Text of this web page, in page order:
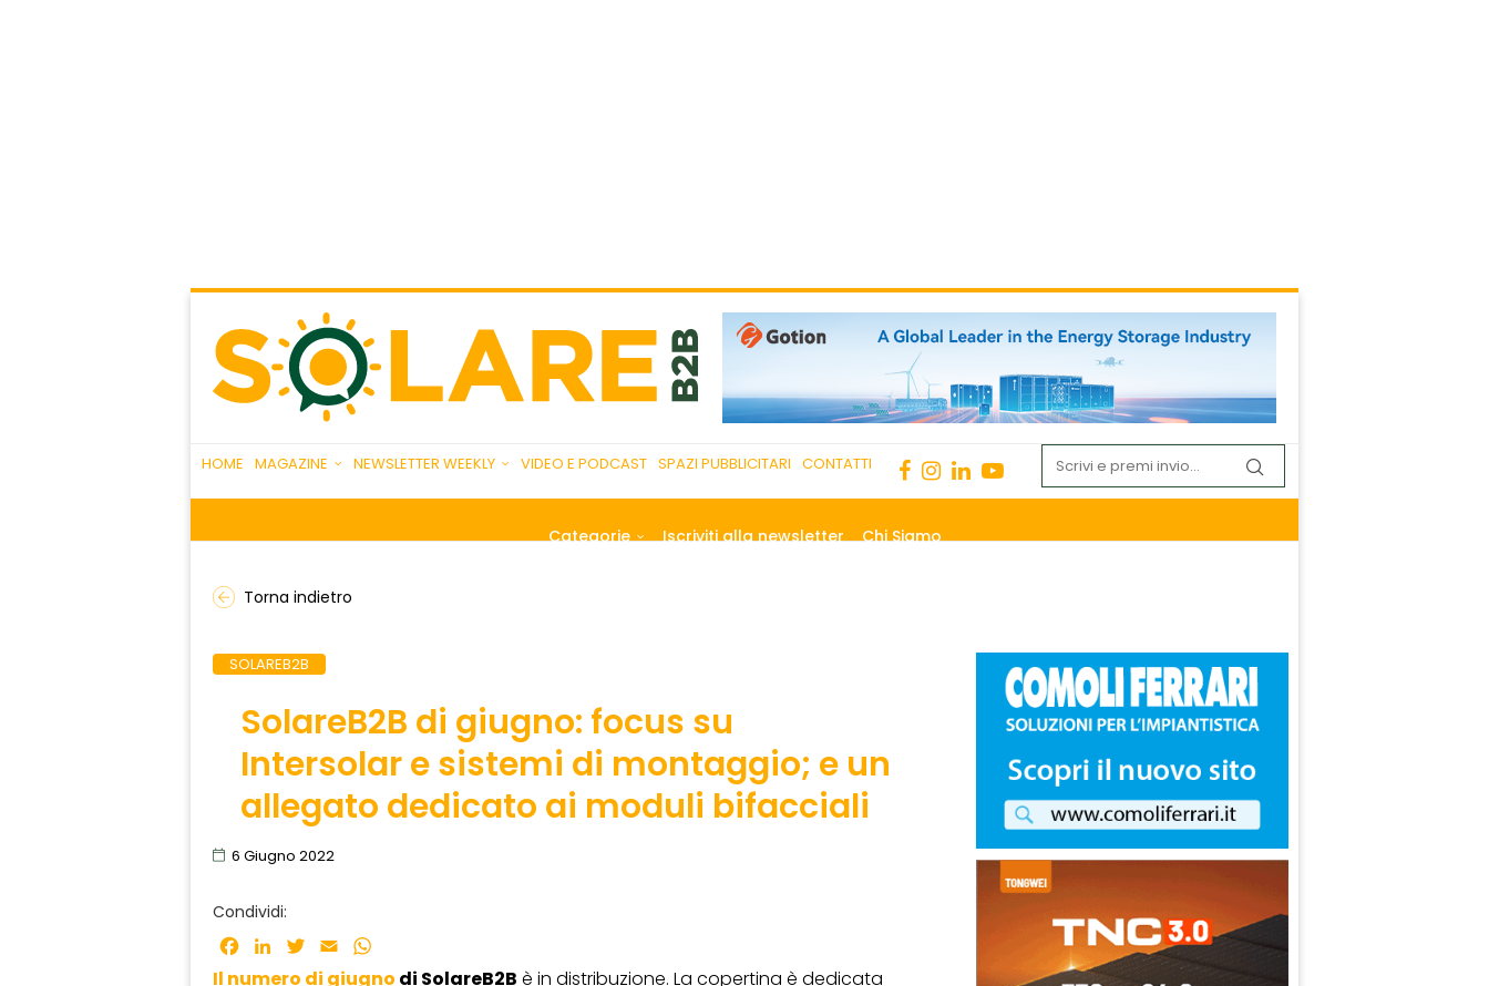
HOME MAGAZINE NEWSLETTER WEEKLY VIDEO E PODCAST SPAZI PUBBLICITARI CONTATTI
Categorie Iscriviti alla newsletter Chi Siamo
Torna indietro
SOLAREB2B
SolareB2B di giugno: focus su
Intersolar e sistemi di montaggio; e un
allegato dedicato ai moduli bifacciali
6 Giugno 2022
Condividi:
Facebook
LinkedInTwitter
Email
Il numero di giugno di SolareB2B è in distribuzione. La copertina è dedicata